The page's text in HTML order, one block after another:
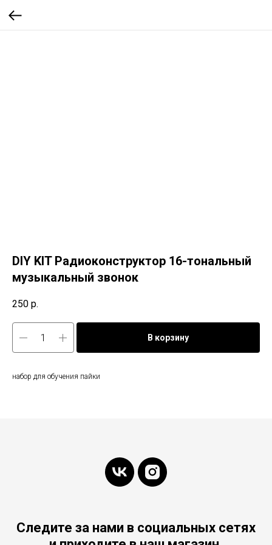
DIY KIT Радиоконструктор 16-тональный
музыкальный звонок
250 р.
В корзину
набор для обучения пайки
Следите за нами в социальных сетях